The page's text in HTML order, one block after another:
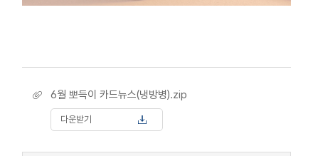
6월 뽀득이 카드뉴스(냉방병).zip
다운받기